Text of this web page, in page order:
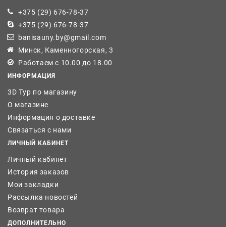
+375 (29) 676-78-37
+375 (29) 676-78-37
banisauny.by@gmail.com
Минск, Каменногорская, 3
Работаем с 10.00 до 18.00
ИНФОРМАЦИЯ
3D Тур по магазину
О магазине
Информация о доставке
Связаться с нами
ЛИЧНЫЙ КАБИНЕТ
Личный кабинет
История заказов
Мои закладки
Рассылка новостей
Возврат товара
ДОПОЛНИТЕЛЬНО